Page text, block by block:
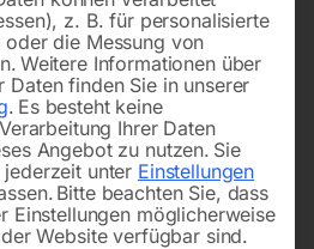
z. B. für personalisierte
die Messung von
Weitere Informationen über
Daten finden Sie in unserer
. Es besteht keine
Ihrer Daten
Angebot zu nutzen. Sie
unter Einstellungen
Bitte beachten Sie, dass
Einstellungen möglicherweise
Website verfügbar sind.